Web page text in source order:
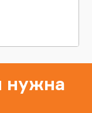
нужна